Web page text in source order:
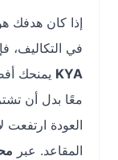
إذا كان هدفك هو
في التكاليف، فإن
يمنحك أفضلية
معًا بدل أن تشتري
العودة ارتفعت
المقاعد. عبرمحرك